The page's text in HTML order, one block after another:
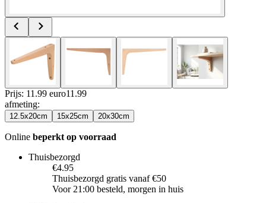
Prijs: 11.99 euro11 .99
afmeting:
12.5x20cm 15x25cm 20x30cm
Online beperkt op voorraad
Thuisbezorgd
€4.95
Thuisbezorgd gratis vanaf €50
Voor 21:00 besteld, morgen in huis